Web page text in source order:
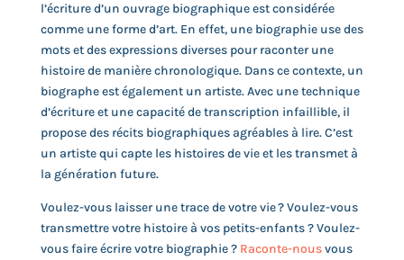
l’écriture d’un ouvrage biographique est considérée
comme une forme d’art. En effet, une biographie use des
mots et des expressions diverses pour raconter une
histoire de manière chronologique. Dans ce contexte, un
biographe est également un artiste. Avec une technique
d’écriture et une capacité de transcription infaillible, il
propose des récits biographiques agréables à lire. C’est
un artiste qui capte les histoires de vie et les transmet à
la génération future.
Voulez-vous laisser une trace de votre vie ? Voulez-vous
transmettre votre histoire à vos petits-enfants ? Voulez-
vous faire écrire votre biographie ? Raconte-nousvous